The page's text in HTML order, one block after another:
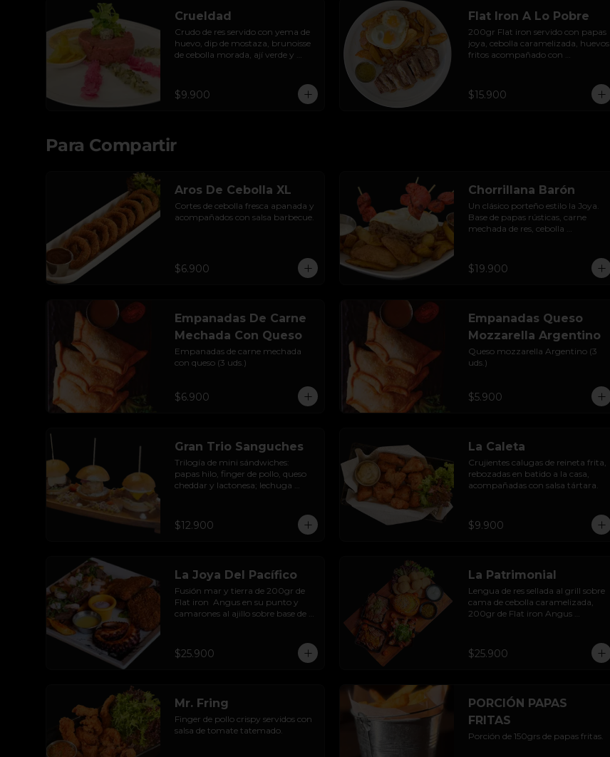
Crueldad
Crudo de res servido con yema de
huevo, dip de mostaza, brunoisse
de cebolla morada, ají verde y
$9.900
Flat Iron A Lo Pobre
200gr Flat iron servido con papas
joya, cebolla caramelizada, huevos
fritos acompañado con
$15.900
Para Compartir
Aros De Cebolla XL
Cortes de cebolla fresca apanada y
acompañados con salsa barbecue.
$6.900
Chorrillana Barón
Un clásico porteño estilo la Joya.
Base de papas rústicas, carne
mechada de res, cebolla
salsa de la casa.
$19.900
Empanadas De Carne
Mechada Con Queso
Empanadas de carne mechada
con queso (3 uds.)
$6.900
Empanadas Queso
Mozzarella Argentino
Queso mozzarella Argentino (3
uds.)
$5.900
Gran Trio Sanguches
Trilogía de mini sándwiches:
papas hilo, finger de pollo, queso
cheddar y lactonesa; lechuga
asado; caluga de reineta, salsa
tártara, cebolla encurtida,
$12.900
La Caleta
Crujientes calugas de reineta frita,
rebozadas en batido a la casa,
acompañadas con salsa tártara.
$9.900
La Joya Del Pacífico
Fusión mar y tierra de 200gr de
Flat iron  Angus en su punto y
camarones al ajillo sobre base de
sour black de tinta de sepias;
calugas de reineta frita rebozadas
$25.900
La Patrimonial
Lengua de res sellada al grill sobre
cama de cebolla caramelizada,
200gr de Flat iron Angus
en tocino al ajillo, fondue de queso
en pan de la casa, acompañado
$25.900
Mr. Fring
Finger de pollo crispy servidos con
salsa de tomate tatemado.
PORCIÓN PAPAS
FRITAS
Porción de 150grs de papas fritas.